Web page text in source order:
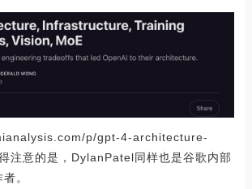
p/gpt-4-architecture-
注意的是，DylanPatel同样也是谷歌内部
。